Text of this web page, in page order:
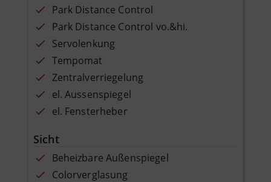
Park Distance Control
Park Distance Control vo.&hi.
Servolenkung
Tempomat
Zentralverriegelung
el. Aussenspiegel
el. Fensterheber
Sicht
Beheizbare Außenspiegel
Colorverglasung